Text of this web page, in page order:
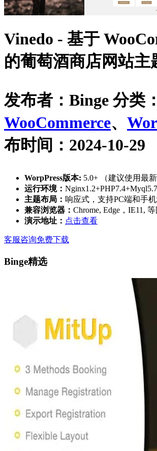
Vinedo - 基于
的葡萄酒商店网站主
发布者：Binge 分类：
WooCommerce、
布时间：2024-10-29
WorpPress版本: 5.0+ （建议使用最新
运行环境：
主题布局： 响应式，支持PC端和手
兼容浏览器： Chrome, Edge，IE11,
演示地址： 点击查看
客服咨询免费下载
Binge精选